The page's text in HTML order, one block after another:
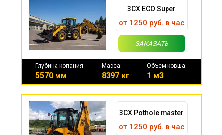
3CX ECO Super
от 1250 руб. в час
ЗАКАЗАТЬ
Глубина копания:
5570 мм
Масса:
8397 кг
Объем ковша:
1 м3
3CX Pothole master
от 1250 руб. в час